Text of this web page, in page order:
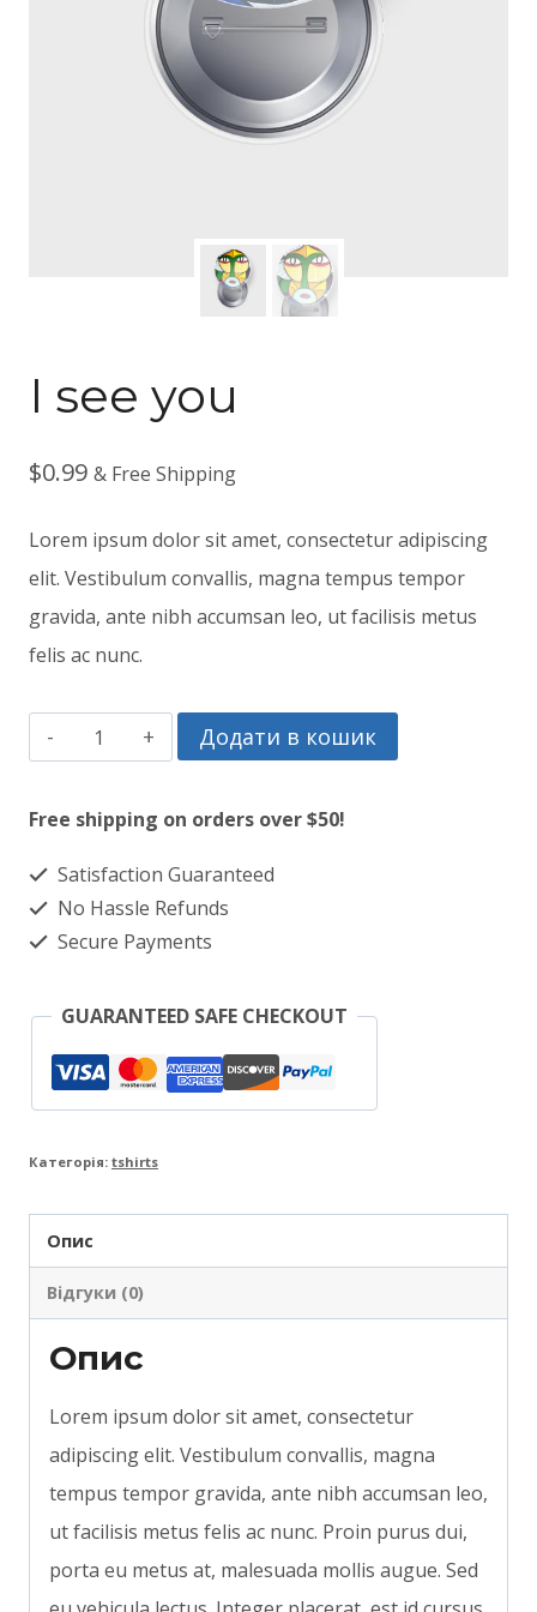
I see you
$0.99 & Free Shipping
Lorem ipsum dolor sit amet, consectetur adipiscing
elit. Vestibulum convallis, magna tempus tempor
gravida, ante nibh accumsan leo, ut facilisis metus
felis ac nunc.
see
you
Додати в кошик
Free shipping on orders over $50!
Satisfaction Guaranteed
No Hassle Refunds
Secure Payments
GUARANTEED SAFE CHECKOUT
Категорія: tshirts
Опис
Відгуки (0)
Опис
Lorem ipsum dolor sit amet, consectetur
adipiscing elit. Vestibulum convallis, magna
tempus tempor gravida, ante nibh accumsan leo,
ut facilisis metus felis ac nunc. Proin purus dui,
porta eu metus at, malesuada mollis augue. Sed